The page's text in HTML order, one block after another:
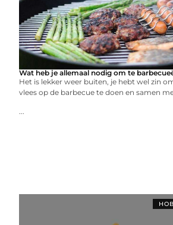
Wat heb je allemaal nodig om te
Het is lekker weer buiten, je hebt wel zin
vlees op de barbecue te doen en samen
...